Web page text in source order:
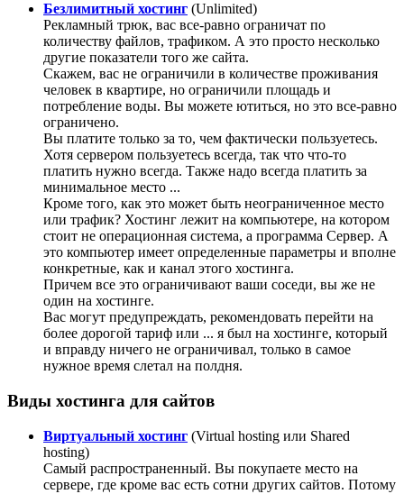
Безлимитный хостинг (Unlimited)
Рекламный трюк, вас все-равно ограничат по
количеству файлов, трафиком. А это просто несколько
другие показатели того же сайта.
Скажем, вас не ограничили в количестве проживания
человек в квартире, но ограничили площадь и
потребление воды. Вы можете ютиться, но это все-равно
ограничено.
Вы платите только за то, чем фактически пользуетесь.
Хотя сервером пользуетесь всегда, так что что-то
платить нужно всегда. Также надо всегда платить за
минимальное место ...
Кроме того, как это может быть неограниченное место
или трафик? Хостинг лежит на компьютере, на котором
стоит не операционная система, а программа Сервер. А
это компьютер имеет определенные параметры и вполне
конкретные, как и канал этого хостинга.
Причем все это ограничивают ваши соседи, вы же не
один на хостинге.
Вас могут предупреждать, рекомендовать перейти на
более дорогой тариф или ... я был на хостинге, который
и вправду ничего не ограничивал, только в самое
нужное время слетал на полдня.
Виды хостинга для сайтов
Виртуальный хостинг (Virtual hosting или Shared
hosting)
Самый распространенный. Вы покупаете место на
сервере, где кроме вас есть сотни других сайтов. Потому